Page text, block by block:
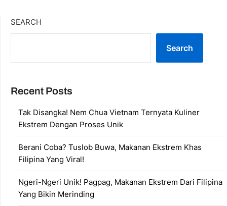
SEARCH
Search
Recent Posts
Tak Disangka! Nem Chua Vietnam Ternyata Kuliner
Ekstrem Dengan Proses Unik
Berani Coba? Tuslob Buwa, Makanan Ekstrem Khas
Filipina Yang Viral!
Ngeri-Ngeri Unik! Pagpag, Makanan Ekstrem Dari Filipina
Yang Bikin Merinding